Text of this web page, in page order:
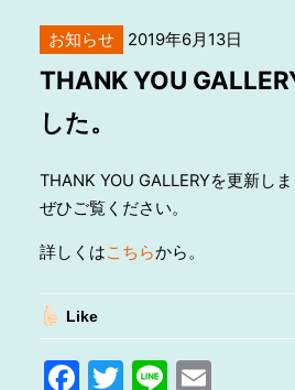
お知らせ 2019年6月13日
THANK YOU
した。
THANK YOU GALLERYを更新しま
ぜひご覧ください。
詳しくはこちらから。
Like
F T Li E